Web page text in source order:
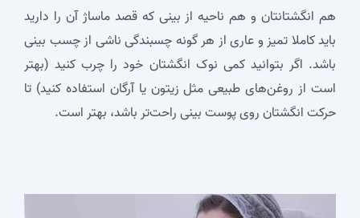
هم انگشتانتان و هم ناحیه از بینی که قصد ماساژ آن را دارید
باید کاملا تمیز و عاری از هر گونه چسبندگی ناشی از چسب بینی
باشد. اگر بتوانید کمی نوک انگشتان خود را چرب کنید (بهتر
است از روغن‌های طبیعی مثل زیتون یا آرگان استفاده کنید) تا
حرکت انگشتان روی پوست بینی راحت‌تر باشد، بهتر است.